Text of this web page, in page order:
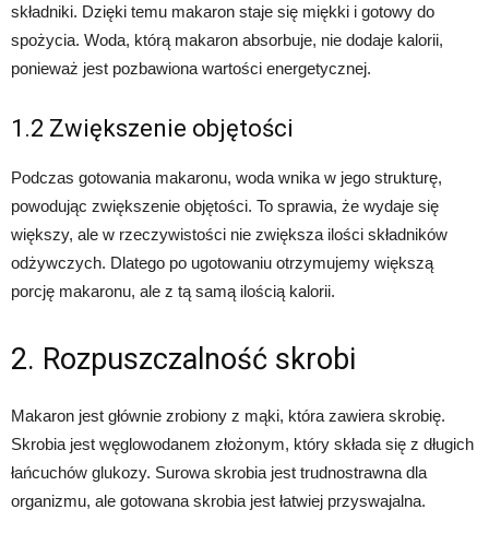
składniki. Dzięki temu makaron staje się miękki i gotowy do
spożycia. Woda, którą makaron absorbuje, nie dodaje kalorii,
ponieważ jest pozbawiona wartości energetycznej.
1.2 Zwiększenie objętości
Podczas gotowania makaronu, woda wnika w jego strukturę,
powodując zwiększenie objętości. To sprawia, że wydaje się
większy, ale w rzeczywistości nie zwiększa ilości składników
odżywczych. Dlatego po ugotowaniu otrzymujemy większą
porcję makaronu, ale z tą samą ilością kalorii.
2. Rozpuszczalność skrobi
Makaron jest głównie zrobiony z mąki, która zawiera skrobię.
Skrobia jest węglowodanem złożonym, który składa się z długich
łańcuchów glukozy. Surowa skrobia jest trudnostrawna dla
organizmu, ale gotowana skrobia jest łatwiej przyswajalna.